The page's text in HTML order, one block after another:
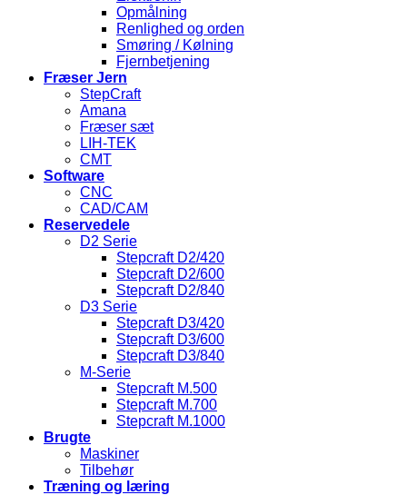
Opmålning
Renlighed og orden
Smøring / Kølning
Fjernbetjening
Fræser Jern
StepCraft
Amana
Fræser sæt
LIH-TEK
CMT
Software
CNC
CAD/CAM
Reservedele
D2 Serie
Stepcraft D2/420
Stepcraft D2/600
Stepcraft D2/840
D3 Serie
Stepcraft D3/420
Stepcraft D3/600
Stepcraft D3/840
M-Serie
Stepcraft M.500
Stepcraft M.700
Stepcraft M.1000
Brugte
Maskiner
Tilbehør
Træning og læring